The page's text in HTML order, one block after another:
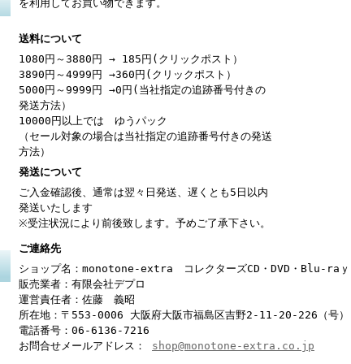
を利用してお買い物できます。
送料について
1080円～3880円 → 185円(クリックポスト）
3890円～4999円 →360円(クリックポスト）
5000円～9999円 →0円(当社指定の追跡番号付きの
発送方法）
10000円以上では ゆうパック
（セール対象の場合は当社指定の追跡番号付きの発送
方法）
発送について
ご入金確認後、通常は翌々日発送、遅くとも5日以内
発送いたします
※受注状況により前後致します。予めご了承下さい。
ご連絡先
ショップ名：monotone-extra コレクターズCD・DVD・Blu-raｙ
販売業者：有限会社デプロ
運営責任者：佐藤 義昭
所在地：〒553-0006 大阪府大阪市福島区吉野2-11-20-226（号）
電話番号：06-6136-7216
お問合せメールアドレス： shop@monotone-extra.co.jp